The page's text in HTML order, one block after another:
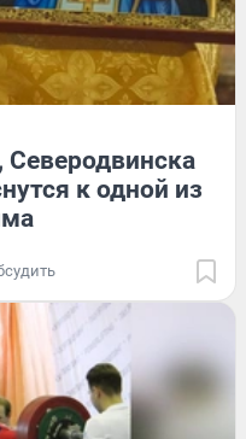
Северодвинска
к одной из